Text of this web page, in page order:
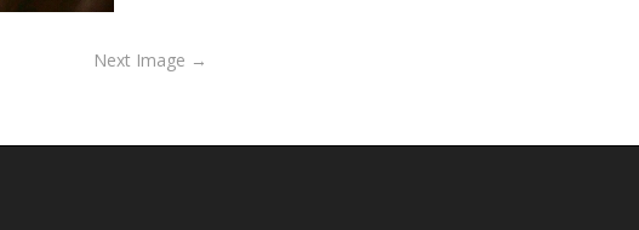
Next Image →